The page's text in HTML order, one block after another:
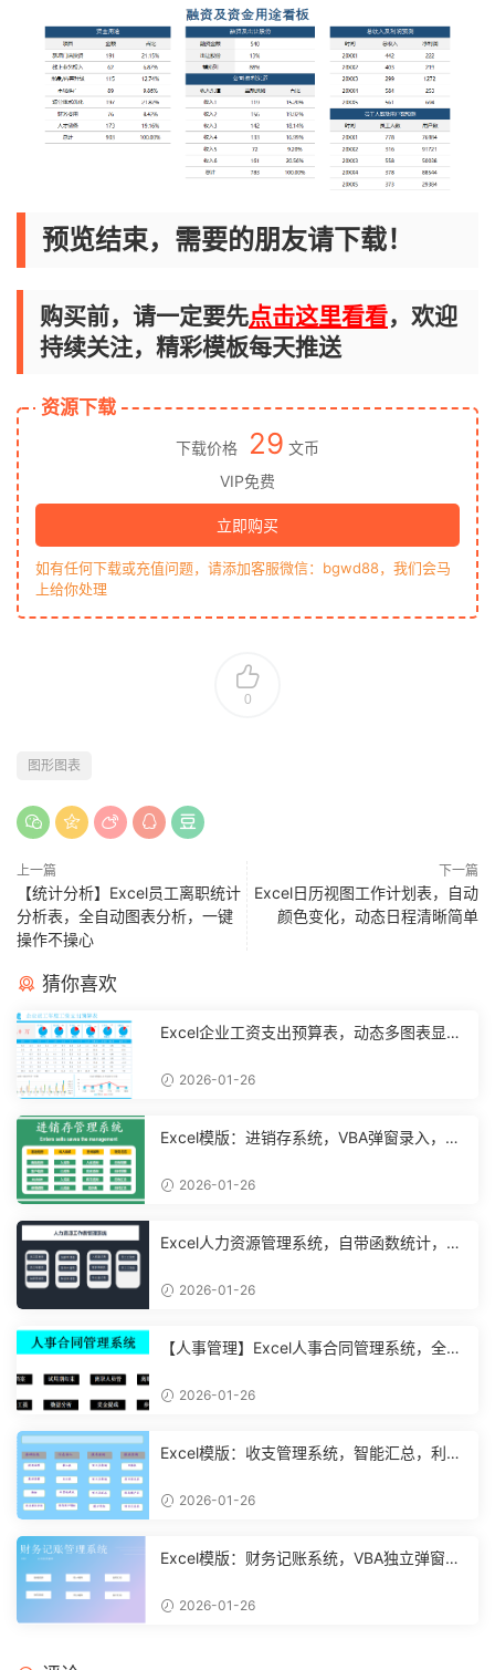
预览结束，需要的朋友请下载！
购买前，请一定要先点击这里看看，欢迎
持续关注，精彩模板每天推送
资源下载
下载价格 29 文币
VIP免费
立即购买
如有任何下载或充值问题，请添加客服微信：bgwd88，我们会马
上给你处理
0
图形图表
上一篇
【统计分析】Excel员工离职统计
分析表，全自动图表分析，一键
操作不操心
下一篇
Excel日历视图工作计划表，自动
颜色变化，动态日程清晰简单
猜你喜欢
Excel企业工资支出预算表，动态多图表显
2026-01-26
Excel模版：进销存系统，VBA弹窗录入，智
2026-01-26
Excel人力资源管理系统，自带函数统计，功
2026-01-26
【人事管理】Excel人事合同管理系统，全函
2026-01-26
Excel模版：收支管理系统，智能汇总，利润
2026-01-26
Excel模版：财务记账系统，VBA独立弹窗，
2026-01-26